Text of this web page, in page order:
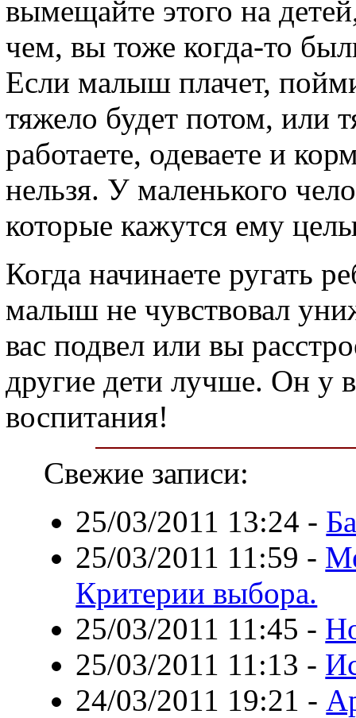
вымещайте этого на
чем, вы тоже когда-то
Если малыш плачет,
тяжело будет потом, или
работаете, одеваете и
нельзя. У маленького
которые кажутся ему
Когда начинаете ругать
малыш не чувствовал
вас подвел или вы
другие дети лучше. Он у
воспитания!
Свежие записи:
25/03/2011 13:24 -
25/03/2011 11:59 -
Критерии выбора.
25/03/2011 11:45 -
25/03/2011 11:13 -
24/03/2011 19:21 -